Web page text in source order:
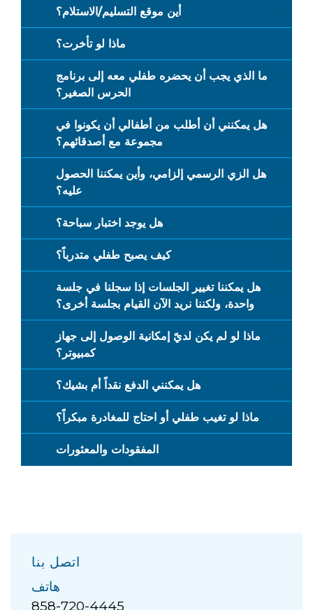
أين موقع التسليم/الاستلام؟
ماذا لو تأخرت؟
ما الذي يجب أن يحضره طفلي معه إلى برنامج
الحرس الصغير؟
هل يمكنني أن أطلب من أطفالي أن يكونوا في
مجموعة مع أصدقائهم؟
هل الزي الرسمي إلزامي، وأين يمكننا الحصول
عليه؟
هل يوجد اختبار سباحة؟
كيف يصبح طفلي متدرباً؟
هل يمكننا تغيير الجلسات إذا سجلنا في جلسة
واحدة، ولكننا نريد الآن القيام بجلسة أخرى؟
ماذا لو لم يكن لديّ إمكانية الوصول إلى جهاز
كمبيوتر؟
هل يمكنني الدفع نقداً أم بشيك؟
ماذا لو تغيب طفلي أو احتاج للمغادرة مبكراً؟
المفقودات والمعثورات
اتصل بنا
هاتف
858-720-4445